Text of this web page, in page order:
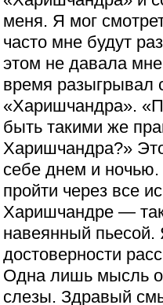
меня. Я мог
часто мне будут
этом не давала
время разыгрывал
«Харишчандра».
быть такими же
Харишчандра?»
себе днем и
пройти через все
Харишчандре —
навеянный
достоверности
Одна лишь мысль
слезы. Здравый